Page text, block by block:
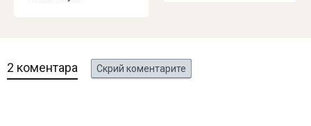
2 коментара Скрий коментарите